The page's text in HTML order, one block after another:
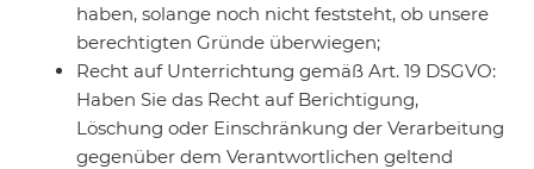
haben, solange noch nicht feststeht, ob unsere
berechtigten Gründe überwiegen;
Recht auf Unterrichtung gemäß Art. 19 DSGVO:
Haben Sie das Recht auf Berichtigung,
Löschung oder Einschränkung der Verarbeitung
gegenüber dem Verantwortlichen geltend